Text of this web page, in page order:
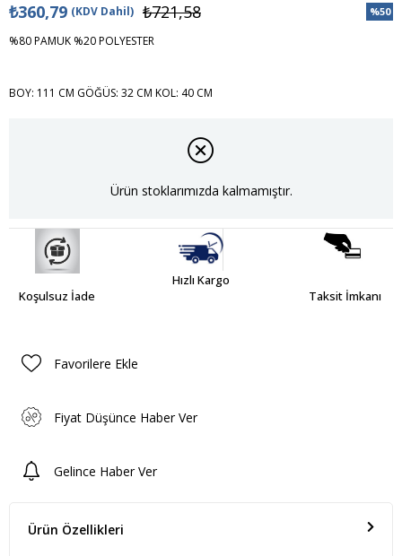
%50
₺721,58
₺360,79 (KDV Dahil)
%80 PAMUK %20 POLYESTER
BOY: 111 CM GÖĞÜS: 32 CM KOL: 40 CM
Ürün stoklarımızda kalmamıştır.
Koşulsuz İade
Hızlı Kargo
Taksit İmkanı
Favorilere Ekle
Fiyat Düşünce Haber Ver
Gelince Haber Ver
Ürün Özellikleri